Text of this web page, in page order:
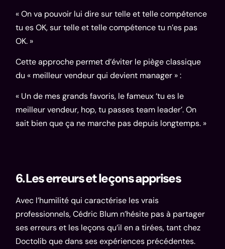
« On va pouvoir lui dire sur telle et telle compétence
tu es OK, sur telle et telle compétence tu n’es pas
OK. »
Cette approche permet d’éviter le piège classique
du « meilleur vendeur qui devient manager » :
« Un de mes grands favoris, le fameux ‘tu es le
meilleur vendeur, hop, tu passes team leader’. On
sait bien que ça ne marche pas depuis longtemps. »
6. Les erreurs et leçons apprises
Avec l’humilité qui caractérise les vrais
professionnels, Cédric Blum n’hésite pas à partager
ses erreurs et les leçons qu’il en a tirées, tant chez
Doctolib que dans ses expériences précédentes.